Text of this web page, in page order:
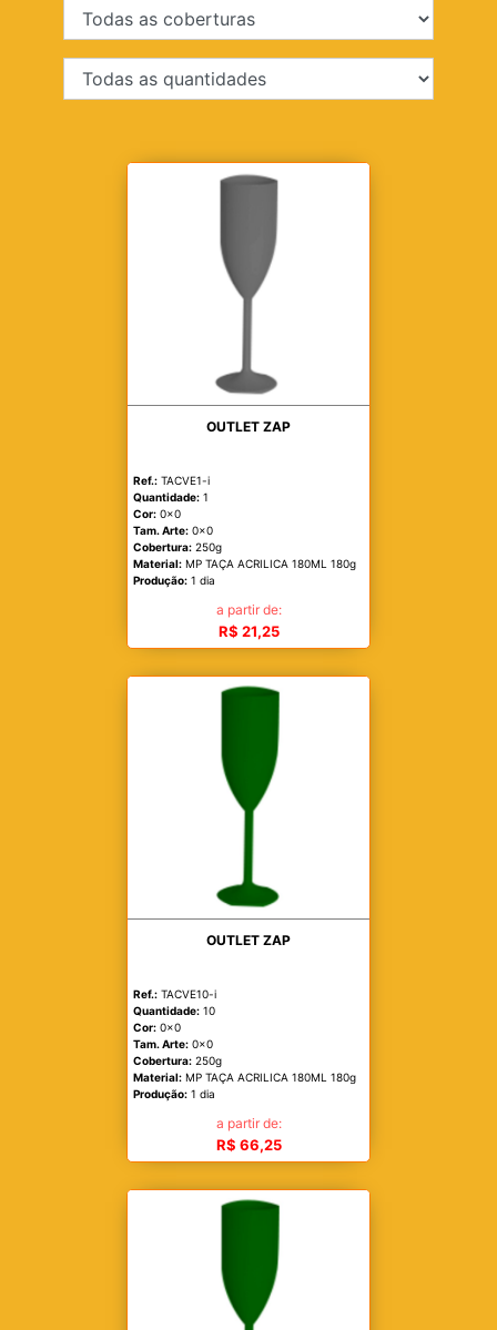
OUTLET ZAP
Ref.: TACVE1-i
Quantidade: 1
Cor: 0x0
Tam. Arte: 0x0
Cobertura: 250g
Material: MP TAÇA ACRILICA 180ML 180g
Produção: 1 dia
a partir de:
R$ 21,25
OUTLET ZAP
Ref.: TACVE10-i
Quantidade: 10
Cor: 0x0
Tam. Arte: 0x0
Cobertura: 250g
Material: MP TAÇA ACRILICA 180ML 180g
Produção: 1 dia
a partir de:
R$ 66,25